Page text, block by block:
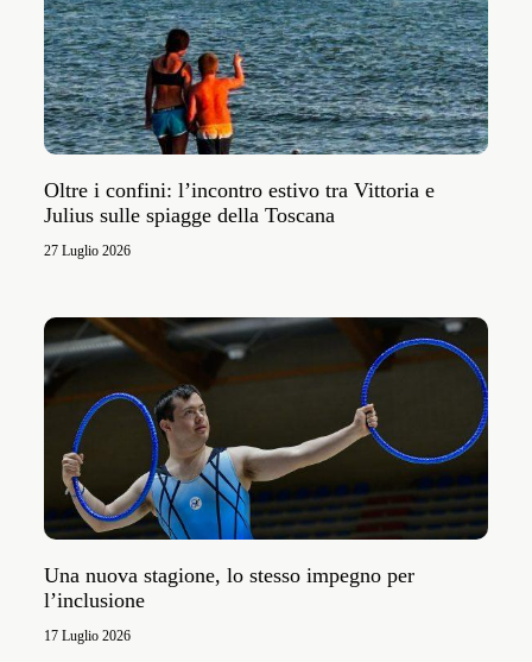
Oltre i confini: l’incontro estivo tra Vittoria e
Julius sulle spiagge della Toscana
27 Luglio 2026
Una nuova stagione, lo stesso impegno per
l’inclusione
17 Luglio 2026